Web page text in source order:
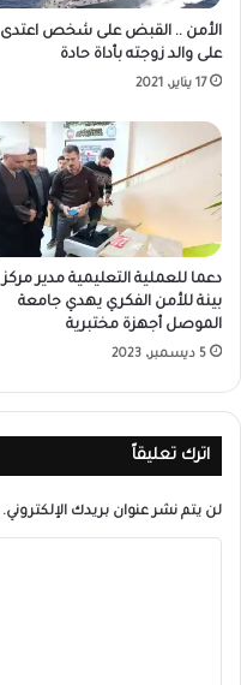
الأمن .. القبض على شخص اعتدى
على والد زوجته بأداة حادة
17 يناير، 2021
دعما للعملية التعليمية مدير مركز
بينة للأمن الفكري يهدي جامعة
الموصل أجهزة مختبرية
5 ديسمبر، 2023
اترك تعليقاً
لن يتم نشر عنوان بريدك الإلكتروني.